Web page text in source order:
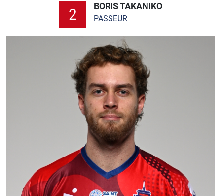
2 BORIS TAKANIKO
PASSEUR